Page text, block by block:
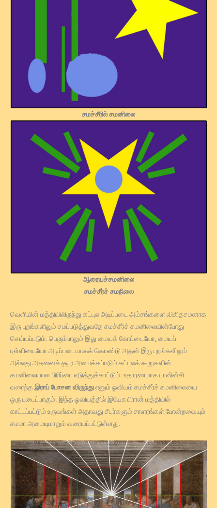
சமச்சீரில் சமனிலை
ஆரையச்சமனிலை
சமச்சீர்ச் சமநிலை
வெளியின் மத்தியிலிருந்து கட்புல அடிப்படை அம்சங்களை விகிதசமனாக
இரு புறங்களிலும் சமப்படுத்துவதே சமச்சீர்ச் சமனிலையின்போது
செய்யப்படும். பெரும்பாலும் இது மையக் கோட்டையோ, மையப்
புள்ளியையோ அடிப்படையாகக் கொண்டு அதன் இரு புறங்களிலும்
அல்லது அதனைச் சூழ அமைக்கப்படும் கட்புலக் கூறுகளின்
சமனிலையான பிரிப்பை எடுத்துக்காட்டும். உதாரணமாக டாவின்சி
வரைந்தஇராப் போசன விருந்துஎனும் ஓவியம் சமச்சீர்ச் சமனிலையை
ஒரு படைப்பாகும். இந்த ஓவியத்தில் இயேசு பிரான் மத்தியில்
காட்டப்பட்டும் உருவங்கள் அதாவது சீடர்களும் சாளரங்கள் போன்றவையும்
சமமா அமையுமாறும் வரையப்பட்டுள்ளது.